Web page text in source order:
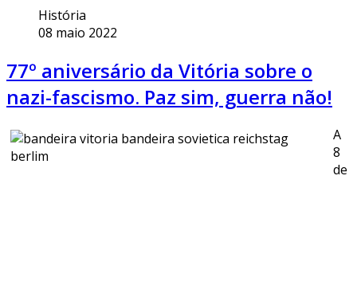
História
08 maio 2022
77º aniversário da Vitória sobre o
nazi-fascismo. Paz sim, guerra não!
A
8
de